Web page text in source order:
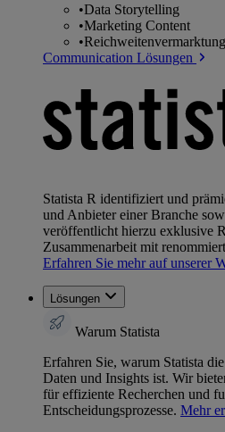
•Data Storytelling
•Marketing Content
•Reichweitenvermarktung
Communication Lösungen
Statista R identifiziert und
und Anbieter einer Branche
veröffentlicht hierzu exklusive
Zusammenarbeit mit
Erfahren Sie mehr auf unserer
Lösungen
Warum Statista
Erfahren Sie, warum Statista
Daten und Insights ist. Wir
für effiziente Recherchen und
Entscheidungsprozesse. Mehr